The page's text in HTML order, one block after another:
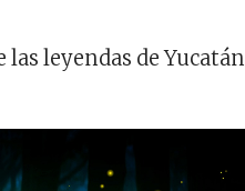
leyendas de Yucatán